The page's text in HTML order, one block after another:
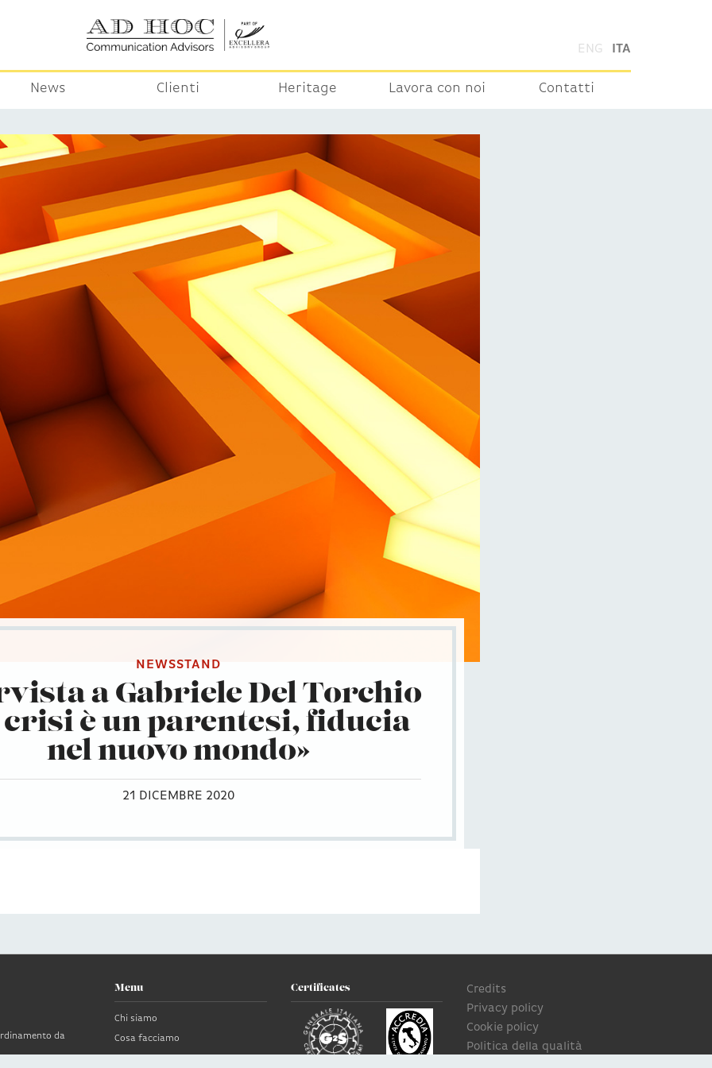
ENG ITA
News Clienti Heritage Lavora con noi Contatti
NEWSSTAND
a Gabriele Del Torchio
crisi è un parentesi, fiducia
nel nuovo mondo»
21 DICEMBRE 2020
da
Menu
Chi siamo
Cosa facciamo
Certificates
Credits
Privacy policy
Cookie policy
Politica della qualità